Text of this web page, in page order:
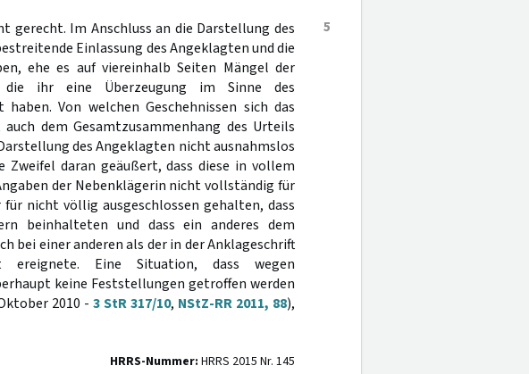
5
gerecht. Im Anschluss an die Darstellung des
Einlassung des Angeklagten und die
ehe es auf viereinhalb Seiten Mängel der
die ihr eine Überzeugung im Sinne des
Von welchen Geschehnissen sich das
dem Gesamtzusammenhang des Urteils
des Angeklagten nicht ausnahmslos
daran geäußert, dass diese in vollem
der Nebenklägerin nicht vollständig für
nicht völlig ausgeschlossen gehalten, dass
beinhalteten und dass ein anderes dem
bei einer anderen als der in der Anklageschrift
ereignete. Eine Situation, dass wegen
keine Feststellungen getroffen werden
2010 -3 StR 317/10, NStZ-RR 2011, 88),
HRRS-Nummer: HRRS 2015 Nr. 145